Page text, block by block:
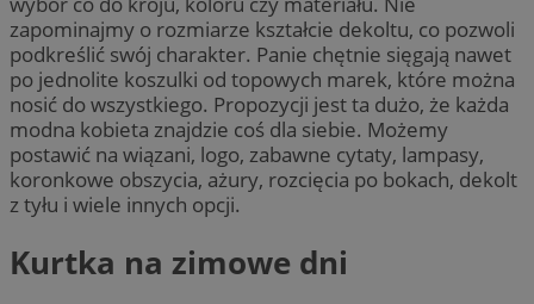
zapominajmy o rozmiarze kształcie dekoltu, co pozwoli
podkreślić swój charakter. Panie chętnie sięgają nawet
po jednolite koszulki od topowych marek, które można
nosić do wszystkiego. Propozycji jest ta dużo, że każda
modna kobieta znajdzie coś dla siebie. Możemy
postawić na wiązani, logo, zabawne cytaty, lampasy,
koronkowe obszycia, ażury, rozcięcia po bokach, dekolt
z tyłu i wiele innych opcji.
Kurtka na zimowe dni